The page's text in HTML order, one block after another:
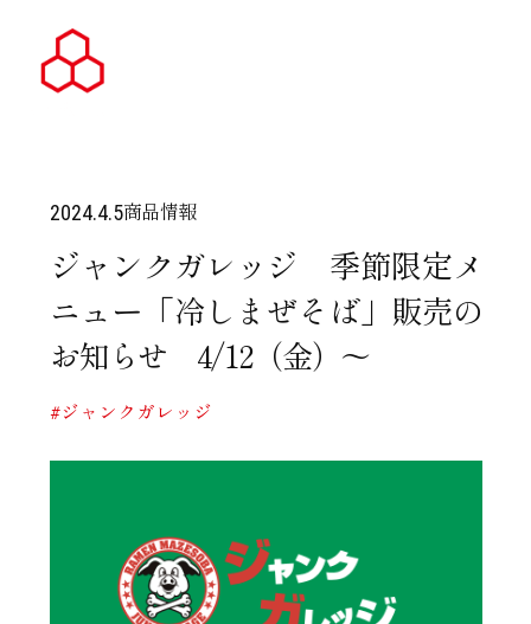
2024.4.5商品情報
ジャンクガレッジ 季節限定メ
ニュー「冷しまぜそば」販売の
お知らせ 4/12（金）～
#ジャンクガレッジ